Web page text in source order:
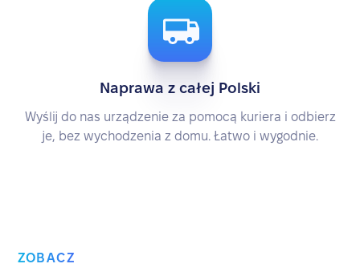
Naprawa z całej Polski
Wyślij do nas urządzenie za pomocą kuriera i odbierz
je, bez wychodzenia z domu. Łatwo i wygodnie.
ZOBACZ